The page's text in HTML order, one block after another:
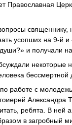
Православная
усопших на 9-й
и получали
некоторые
бессмертной
работе с
Александра
ребята. В ней
в загробный